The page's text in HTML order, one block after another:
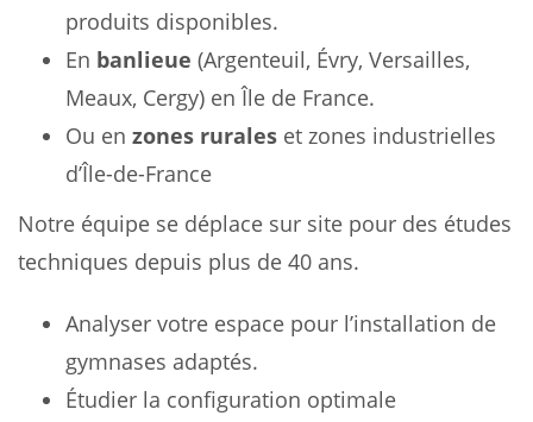
produits disponibles.
En banlieue (Argenteuil, Évry, Versailles,
Meaux, Cergy) en Île de France.
Ou en zones rurales et zones industrielles
d’Île-de-France
Notre équipe se déplace sur site pour des études
techniques depuis plus de 40 ans.
Analyser votre espace pour l’installation de
gymnases adaptés.
Étudier la configuration optimale